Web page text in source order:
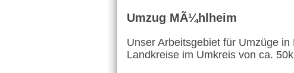
Umzug MÃ¼hlheim
Unser Arbeitsgebiet für Umzüge
Landkreise im Umkreis von ca.